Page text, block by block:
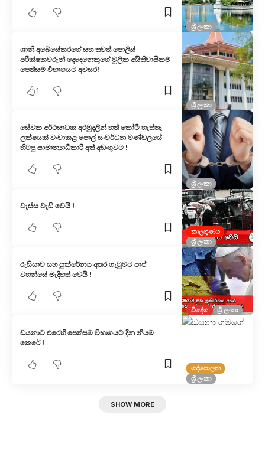
ශ්‍රී ලංකා
ශ්‍රී ලංකා
ශානි අබේසේකරගේ සහ තවත් පොලිස්
පරීක්ෂකවරුන් දෙදෙනෙකුගේ මූලික අයිතිවාසිකම්
පෙත්සම් විභාගයට අවසර!
1
ශ්‍රී ලංකා
සේවක අර්ථසාධක අරමුදලින් හත් කෝටි හැත්තෑ
ලක්ෂයක් වංචාකළ පොල් සංවර්ධන මණ්ඩලයේ
හිටපු සාමාන්‍යාධිකාරි අත් අඩංගුවට !
කාලගුණය
ශ්‍රී ලංකා
වැස්ස වැඩි වෙයි !
විදේශ ශ්‍රී ලංකා
රුසියාව සහ යුක්රේනය අතර ගැටුමට පාප්
වහන්සේ මැදිහත් වෙයි !
දේශපාලන
ශ්‍රී ලංකා
ඩයනාට එරෙහි පෙත්සම විභාගයට දින නියම
කෙරේ !
SHOW MORE